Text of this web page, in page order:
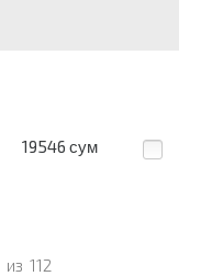
19546 сум
из 112